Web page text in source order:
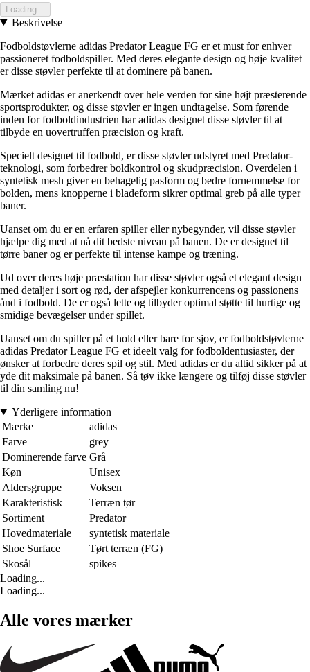
Loading...
Beskrivelse
Fodboldstøvlerne adidas Predator League FG er et must for enhver
passioneret fodboldspiller. Med deres elegante design og høje kvalitet
er disse støvler perfekte til at dominere på banen.
Mærket adidas er anerkendt over hele verden for sine højt præsterende
sportsprodukter, og disse støvler er ingen undtagelse. Som førende
inden for fodboldindustrien har adidas designet disse støvler til at
tilbyde en uovertruffen præcision og kraft.
Specielt designet til fodbold, er disse støvler udstyret med Predator-
teknologi, som forbedrer boldkontrol og skudpræcision. Overdelen i
syntetisk mesh giver en behagelig pasform og bedre fornemmelse for
bolden, mens knopperne i bladeform sikrer optimal greb på alle typer
baner.
Uanset om du er en erfaren spiller eller nybegynder, vil disse støvler
hjælpe dig med at nå dit bedste niveau på banen. De er designet til
tørre baner og er perfekte til intense kampe og træning.
Ud over deres høje præstation har disse støvler også et elegant design
med detaljer i sort og rød, der afspejler konkurrencens og passionens
ånd i fodbold. De er også lette og tilbyder optimal støtte til hurtige og
smidige bevægelser under spillet.
Uanset om du spiller på et hold eller bare for sjov, er fodboldstøvlerne
adidas Predator League FG et ideelt valg for fodboldentusiaster, der
ønsker at forbedre deres spil og stil. Med adidas er du altid sikker på at
yde dit maksimale på banen. Så tøv ikke længere og tilføj disse støvler
til din samling nu!
Yderligere information
Mærke
adidas
Farve
grey
Dominerende farve Grå
Køn
Unisex
Aldersgruppe
Voksen
Karakteristisk
Terræn tør
Sortiment
Predator
Hovedmateriale
syntetisk materiale
Shoe Surface
Tørt terræn (FG)
Skosål
spikes
Loading...
Loading...
Alle vores mærker